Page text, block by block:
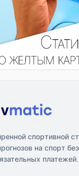
спортивной
на спорт
платежей.